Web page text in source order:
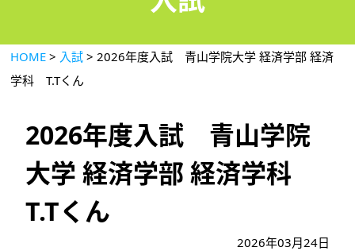
HOME > 入試 > 2026年度入試 青山学院大学 経済学部 経済
学科 T.Tくん
2026年度入試 青山学院
大学 経済学部 経済学科
T.Tくん
2026年03月24日